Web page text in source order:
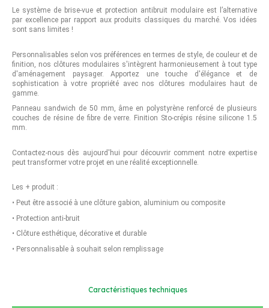
Le système de brise-vue et protection antibruit modulaire est l’alternative
par excellence par rapport aux produits classiques du marché. Vos idées
sont sans limites !
Personnalisables selon vos préférences en termes de style, de couleur et de
finition, nos clôtures modulaires s'intègrent harmonieusement à tout type
d'aménagement paysager. Apportez une touche d'élégance et de
sophistication à votre propriété avec nos clôtures modulaires haut de
gamme.
Panneau sandwich de 50 mm, âme en polystyrène renforcé de plusieurs
couches de résine de fibre de verre. Finition Sto-crépis résine silicone 1.5
mm.
Contactez-nous dès aujourd'hui pour découvrir comment notre expertise
peut transformer votre projet en une réalité exceptionnelle.
Les + produit :
• Peut être associé à une clôture gabion, aluminium ou composite
• Protection anti-bruit
• Clôture esthétique, décorative et durable
• Personnalisable à souhait selon remplissage
Caractéristiques techniques